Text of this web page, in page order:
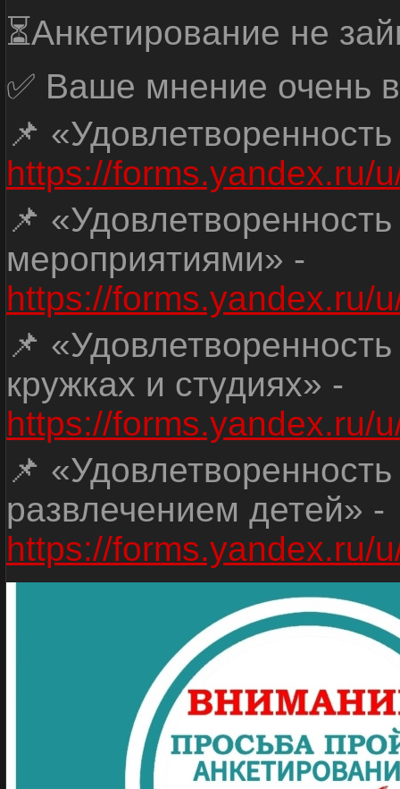
⏳Анкетирование не
✅ Ваше мнение очень
📌
https://forms.yandex.ru/
📌
мероприятиями» -
https://forms.yandex.ru/
📌
кружках и студиях» -
https://forms.yandex.ru/
📌
развлечением детей» -
https://forms.yandex.ru/